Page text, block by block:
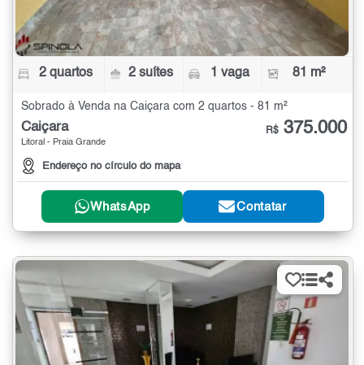
2 quartos 2 suítes 1 vaga 81 m²
Sobrado à Venda na Caiçara com 2 quartos - 81 m²
Caiçara
Litoral - Praia Grande
Endereço no círculo do mapa
R$ 375.000
WhatsApp Contatar